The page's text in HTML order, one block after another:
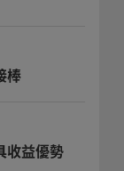
棒
收益優勢